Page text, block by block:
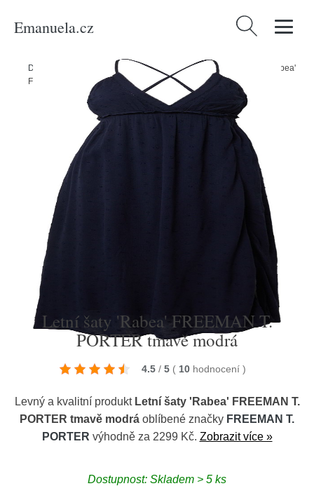
Emanuela.cz Vyhledávání
Domů Ženy / Oblečení/ Šaty/Maxi šaty
Letní šaty 'Rabea'
FREEMAN T. PORTER tmavě modrá
Letní šaty 'Rabea' FREEMAN T.
PORTER tmavě modrá
4.5 / 5 ( 10 hodnocení )
Levný a kvalitní produkt Letní šaty 'Rabea' FREEMAN T.
PORTER tmavě modrá oblíbené značky FREEMAN T.
PORTER výhodně za 2299 Kč. Zobrazit více »
Dostupnost: Skladem > 5 ks